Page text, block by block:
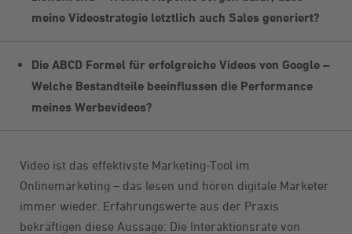
meine Videostrategie letztlich auch Sales generiert?
Die ABCD Formel für erfolgreiche Videos von Google –
Welche Bestandteile beeinflussen die Performance
meines Werbevideos?
Video ist das effektivste Marketing-Tool im
Onlinemarketing – das lesen und hören digitale Marketer
immer wieder. Erfahrungswerte aus der Praxis
bekräftigen diese Aussage: Die Interaktionsrate von